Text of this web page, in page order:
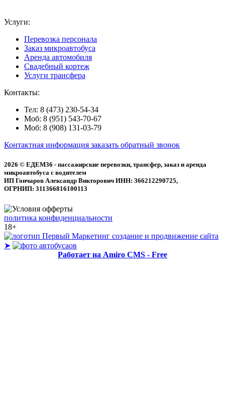
Услуги:
Перевозка персонала
Заказ микроавтобуса
Аренда автомобиля
Свадебный кортеж
Услуги трансфера
Контакты:
Тел: 8 (473) 230-54-34
Моб: 8 (951) 543-70-67
Моб: 8 (908) 131-03-79
Контактная информация заказать обратный звонок
2026 © ЕДЕМ36 - пассажирские перевозки, трансфер, заказ и аренда
микроавтобуса с водителем
ИП Гончаров Александр Викторович ИНН: 366212290725,
ОГРНИП: 311366816100113
политика конфиденциальности
18+
создание и продвижение сайта
➤
Работает на Amiro CMS - Free